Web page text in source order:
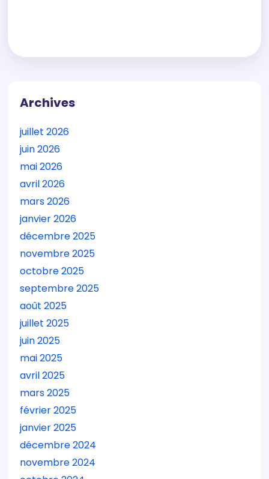
Archives
juillet 2026
juin 2026
mai 2026
avril 2026
mars 2026
janvier 2026
décembre 2025
novembre 2025
octobre 2025
septembre 2025
août 2025
juillet 2025
juin 2025
mai 2025
avril 2025
mars 2025
février 2025
janvier 2025
décembre 2024
novembre 2024